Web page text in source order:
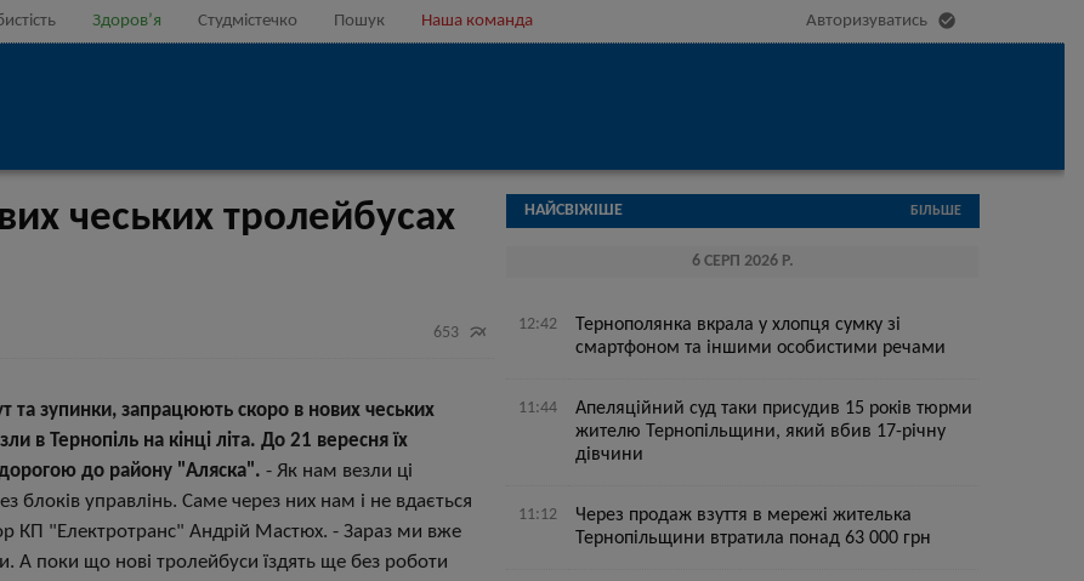
Здоров’я Студмістечко Пошук Наша команда Авторизуватись 
чеських тролейбусах
653 
та зупинки, запрацюють скоро в нових чеських
в Тернопіль на кінці літа. До 21 вересня їх
до району "Аляска". - Як нам везли ці
блоків управлінь. Саме через них нам і не вдається
КП "Електротранс" Андрій Мастюх. - Зараз ми вже
А поки що нові тролейбуси їздять ще без роботи
НАЙСВІЖІШЕ БІЛЬШЕ
6 СЕРП 2026 Р.
12:42
Тернополянка вкрала у хлопця сумку зі
смартфоном та іншими особистими речами
11:44
Апеляційний суд таки присудив 15 років тюрми
жителю Тернопільщини, який вбив 17-річну
дівчини
11:12
Через продаж взуття в мережі жителька
Тернопільщини втратила понад 63 000 грн